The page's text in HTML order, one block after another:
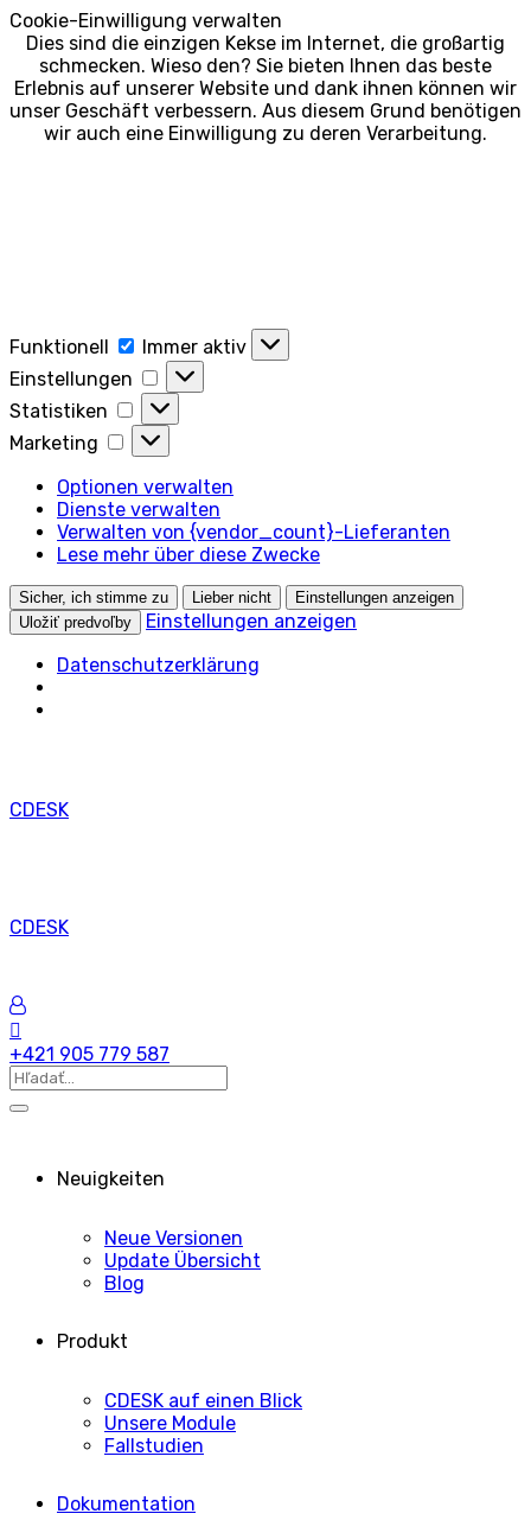
Cookie-Einwilligung verwalten
Dies sind die einzigen Kekse im Internet, die großartig
schmecken. Wieso den? Sie bieten Ihnen das beste
Erlebnis auf unserer Website und dank ihnen können wir
unser Geschäft verbessern. Aus diesem Grund benötigen
wir auch eine Einwilligung zu deren Verarbeitung.
Funktionell Funktionell
Immer aktiv
Einstellungen
Einstellungen
Statistiken
Statistiken
Marketing
Marketing
Optionen verwalten
Dienste verwalten
Verwalten von {vendor_count}-Lieferanten
Lese mehr über diese Zwecke
Sicher, ich stimme zu Lieber nicht
Einstellungen anzeigen
Uložiť predvoľby
Einstellungen anzeigen
Datenschutzerklärung
CDESK
CDESK
+421 905 779 587
Neuigkeiten
Neue Versionen
Update Übersicht
Blog
Produkt
CDESK auf einen Blick
Unsere Module
Fallstudien
Dokumentation